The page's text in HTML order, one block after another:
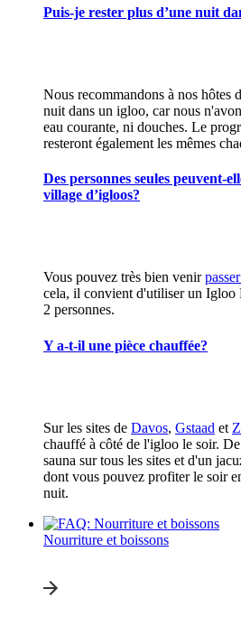
Puis-je rester plus d’une nuit
Nous recommandons à nos hôtes
nuit dans un igloo, car nous
eau courante, ni douches. Le
resteront également les mêmes
Des personnes seules peuvent-
village d’igloos?
Vous pouvez très bien venir
cela, il convient d'utiliser un Igloo
2 personnes.
Y a-t-il une pièce chauffée?
Sur les sites de Davos, Gstaad et
chauffé à côté de l'igloo le soir.
sauna sur tous les sites et d'un
dont vous pouvez profiter le soir
nuit.
Nourriture et boissons